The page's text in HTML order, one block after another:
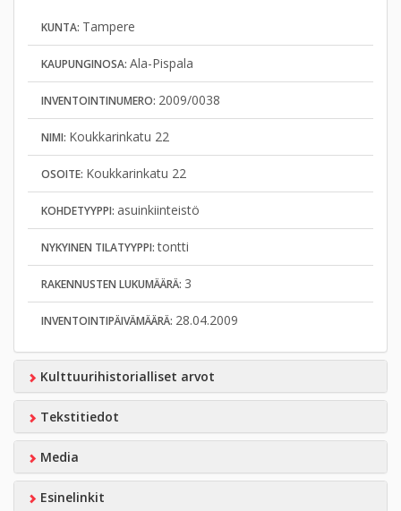
KUNTA: Tampere
KAUPUNGINOSA: Ala-Pispala
INVENTOINTINUMERO: 2009/0038
NIMI: Koukkarinkatu 22
OSOITE: Koukkarinkatu 22
KOHDETYYPPI: asuinkiinteistö
NYKYINEN TILATYYPPI:tontti
RAKENNUSTEN LUKUMÄÄRÄ: 3
INVENTOINTIPÄIVÄMÄÄRÄ: 28.04.2009
Kulttuurihistorialliset arvot
Tekstitiedot
Media
Esinelinkit